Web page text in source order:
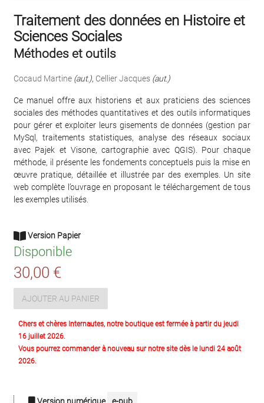
Traitement des données en Histoire et
Sciences Sociales
Méthodes et outils
Cocaud Martine (aut.), Cellier Jacques (aut.)
Ce manuel offre aux historiens et aux praticiens des sciences
sociales des méthodes quantitatives et des outils informatiques
pour gérer et exploiter leurs gisements de données (gestion par
MySql, traitements statistiques, analyse des réseaux sociaux
avec Pajek et Visone, cartographie avec QGIS). Pour chaque
méthode, il présente les fondements conceptuels puis la mise en
œuvre pratique, détaillée et illustrée par des exemples. Un site
web complète l’ouvrage en proposant le téléchargement de tous
les exemples utilisés.
Version Papier
Disponible
30,00 €
AJOUTER AU PANIER
Chers et chères Internautes, notre boutique est fermée à partir du jeudi
16 juillet 2026.
Vous pourrez commander à nouveau sur notre site dès le lundi 24 août
2026.